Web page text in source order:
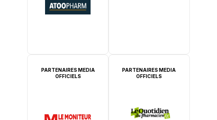
PARTENAIRES MEDIA
OFFICIELS
PARTENAIRES MEDIA
OFFICIELS